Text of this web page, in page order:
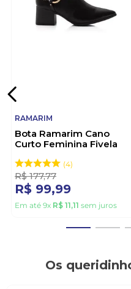
A Ramarim é uma
femininos do Grupo
Rio Grande do Sul. É
RAMARIM
Bota Ramarim Cano
Curto Feminina Fivela
4
R$ 177,77
R$ 99,99
Em até 9x R$ 11,11 sem juros
Os